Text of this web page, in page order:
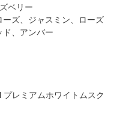
ベリー
ーズ、ジャスミン、ローズ
ド、アンバー
レミアムホワイトムスク